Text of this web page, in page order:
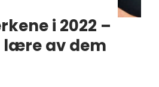
i 2022 –
lære av dem